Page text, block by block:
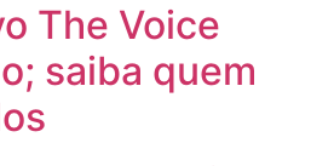
The Voice
saiba quem